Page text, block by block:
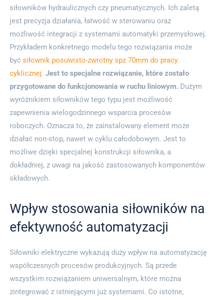
siłowników hydraulicznych czy pneumatycznych. Ich zaletą
jest precyzja działania, łatwość w sterowaniu oraz
możliwość integracji z systemami automatyki przemysłowej.
Przykładem konkretnego modelu tego rozwiązania może
być siłownik posuwisto-zwrotny spz 70mm do pracy
cyklicznej. Jest to specjalne rozwiązanie, które zostało
przygotowane do funkcjonowania w ruchu liniowym. Dużym
wyróżnikiem siłowników tego typu jest możliwość
zapewnienia wielogodzinnego wsparcia procesów
roboczych. Oznacza to, że zainstalowany element może
działać non-stop, nawet w cyklu całodobowym. Jest to
możliwe dzięki specjalnej konstrukcji siłownika, a
dokładniej, z uwagi na jakość zastosowanych komponentów
składowych.
Wpływ stosowania siłowników na
efektywność automatyzacji
Siłowniki elektryczne wykazują duży wpływ na automatyzację
współczesnych procesów produkcyjnych. Są przede
wszystkim rozwiązaniem uniwersalnym, które można
zintegrować z istniejącymi już systemami. Co istotne,